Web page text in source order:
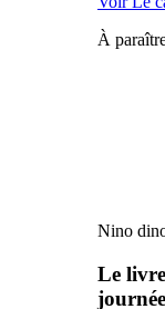
À
Nino
Le